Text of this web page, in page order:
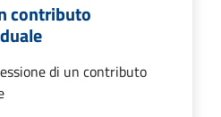
contributo
di un contributo